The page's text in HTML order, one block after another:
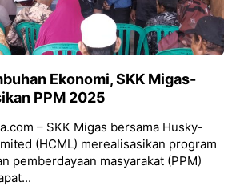
Ekonomi, SKK Migas-
PPM 2025
– SKK Migas bersama Husky-
(HCML) merealisasikan program
pemberdayaan masyarakat (PPM)